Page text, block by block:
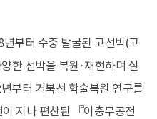
시관 교육
부터 수중 발굴된 고선박(고
한 선박을 복원·재현하며 실
부터 거북선 학술복원 연구를
지나 편찬된 『이충무공전